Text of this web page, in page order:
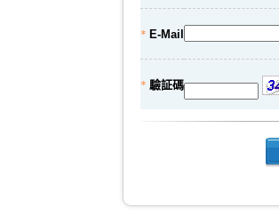
* E-Mail
* 驗証碼